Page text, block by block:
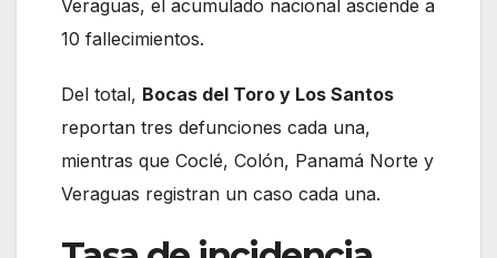
Veraguas, el acumulado nacional asciende a
10 fallecimientos.
Del total, Bocas del Toro y Los Santos
reportan tres defunciones cada una,
mientras que Coclé, Colón, Panamá Norte y
Veraguas registran un caso cada una.